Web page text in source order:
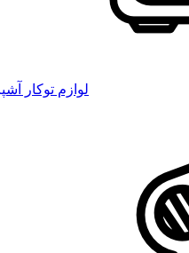
لوازم توکار